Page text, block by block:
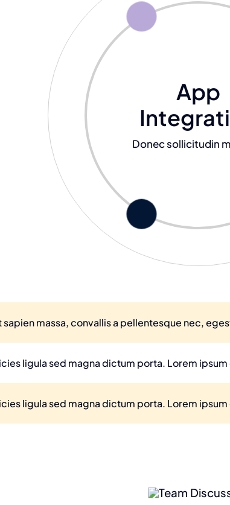
App
Donec sollicitudin
sapien massa, convallis a pellentesque nec,
ligula sed magna dictum porta. Lorem
ligula sed magna dictum porta. Lorem